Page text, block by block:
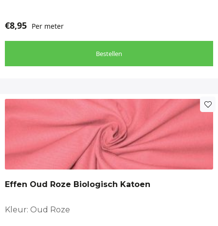
€8,95 Per meter
Bestellen
Effen Oud Roze Biologisch Katoen
Kleur: Oud Roze